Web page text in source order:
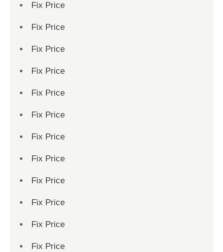
Fix Price
Fix Price
Fix Price
Fix Price
Fix Price
Fix Price
Fix Price
Fix Price
Fix Price
Fix Price
Fix Price
Fix Price